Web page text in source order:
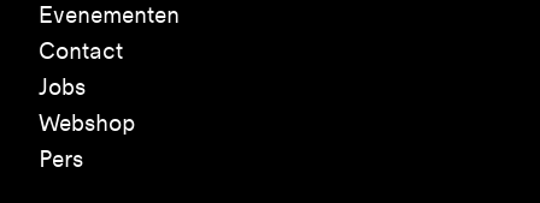
Evenementen
Contact
Jobs
Webshop
Pers